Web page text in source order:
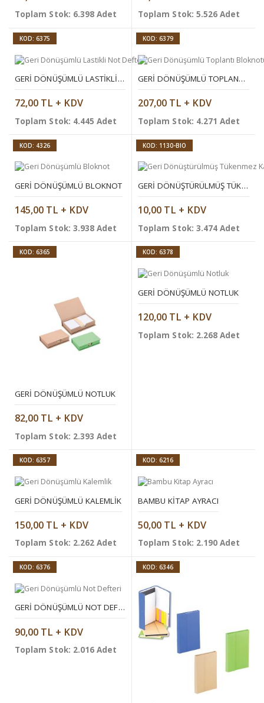
Toplam Stok: 6.398 Adet Toplam Stok: 5.526 Adet
KOD: 6375
GERI DÖNÜŞÜMLÜ LASTIKLI NOT DEFTERI
72,00 TL + KDV
Toplam Stok: 4.445 Adet
KOD: 6379
GERI DÖNÜŞÜMLÜ TOPLANTI BLOKNOTU
207,00 TL + KDV
Toplam Stok: 4.271 Adet
KOD: 4326
GERI DÖNÜŞÜMLÜ BLOKNOT
145,00 TL + KDV
Toplam Stok: 3.938 Adet
KOD: 1130-BIO
GERI DÖNÜŞTÜRÜLMÜŞ TÜKENMEZ KALEM
10,00 TL + KDV
Toplam Stok: 3.474 Adet
KOD: 6365
GERI DÖNÜŞÜMLÜ NOTLUK
82,00 TL + KDV
Toplam Stok: 2.393 Adet
KOD: 6378
GERI DÖNÜŞÜMLÜ NOTLUK
120,00 TL + KDV
Toplam Stok: 2.268 Adet
KOD: 6357
GERI DÖNÜŞÜMLÜ KALEMLIK
150,00 TL + KDV
Toplam Stok: 2.262 Adet
KOD: 6216
BAMBU KITAP AYRACI
50,00 TL + KDV
Toplam Stok: 2.190 Adet
KOD: 6376
GERI DÖNÜŞÜMLÜ NOT DEFTERI
90,00 TL + KDV
Toplam Stok: 2.016 Adet
KOD: 6346